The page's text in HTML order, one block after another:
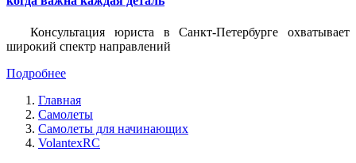
Консультация юриста в Санкт-Петербурге охватывает
широкий спектр направлений
Подробнее
Главная
Самолеты
Самолеты для начинающих
VolantexRC